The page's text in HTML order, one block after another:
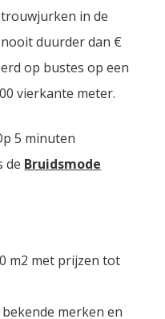
in de
duurder dan €
op bustes op een
vierkante meter.
5 minuten
de Bruidsmode
m2 met prijzen tot
merken en